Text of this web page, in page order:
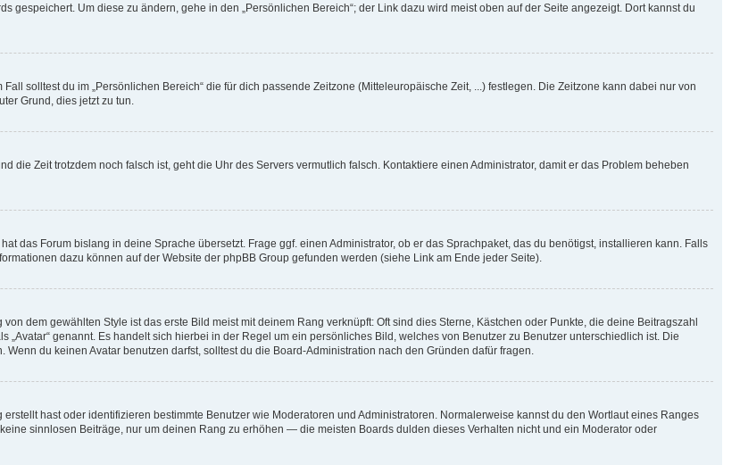
Um diese zu ändern, gehe in den „Persönlichen Bereich“; der Link dazu wird meist oben auf der Seite angezeigt. Dort kannst du
solltest du im „Persönlichen Bereich“ die für dich passende Zeitzone (Mitteleuropäische Zeit, ...) festlegen. Die Zeitzone kann dabei nur von
Grund, dies jetzt zu tun.
die Zeit trotzdem noch falsch ist, geht die Uhr des Servers vermutlich falsch. Kontaktiere einen Administrator, damit er das Problem beheben
das Forum bislang in deine Sprache übersetzt. Frage ggf. einen Administrator, ob er das Sprachpaket, das du benötigst, installieren kann. Falls
dazu können auf der Website der phpBB Group gefunden werden (siehe Link am Ende jeder Seite).
dem gewählten Style ist das erste Bild meist mit deinem Rang verknüpft: Oft sind dies Sterne, Kästchen oder Punkte, die deine Beitragszahl
genannt. Es handelt sich hierbei in der Regel um ein persönliches Bild, welches von Benutzer zu Benutzer unterschiedlich ist. Die
du keinen Avatar benutzen darfst, solltest du die Board-Administration nach den Gründen dafür fragen.
hast oder identifizieren bestimmte Benutzer wie Moderatoren und Administratoren. Normalerweise kannst du den Wortlaut eines Ranges
sinnlosen Beiträge, nur um deinen Rang zu erhöhen — die meisten Boards dulden dieses Verhalten nicht und ein Moderator oder